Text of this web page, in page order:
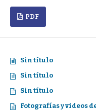
PDF
Sin título
Sin título
Sin título
Fotografías y videos